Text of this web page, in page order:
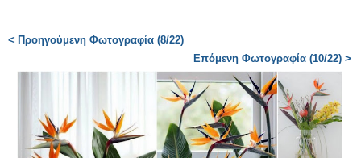
< Προηγούμενη Φωτογραφία (8/22)
Επόμενη Φωτογραφία (10/22) >